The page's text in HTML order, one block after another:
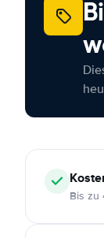
Bis zu